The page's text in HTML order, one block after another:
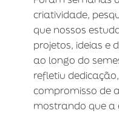
criatividade,
que nossos
projetos, ideias e
ao longo do
refletiu
compromisso de
mostrando que a